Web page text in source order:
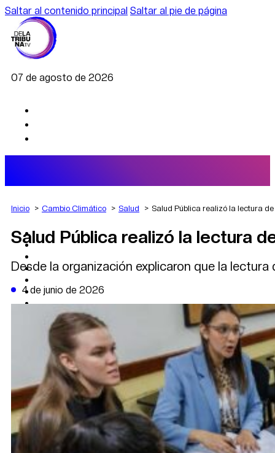
Saltar al contenido principal Saltar al pie de página
07 de agosto de 2026
AGRO
DEPORTES
POLÍTICA
DATA FIRME
DE LA TRIBUNA TV
Inicio Cambio Climático Salud Salud Pública realizó la lectura
Salud Pública realizó la lectura
Desde la organización explicaron que la
4 de junio de 2026